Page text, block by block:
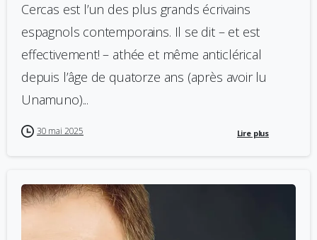
Cercas est l’un des plus grands écrivains
espagnols contemporains. Il se dit – et est
effectivement! – athée et même anticlérical
depuis l’âge de quatorze ans (après avoir lu
Unamuno)...
30 mai 2025 Lire plus